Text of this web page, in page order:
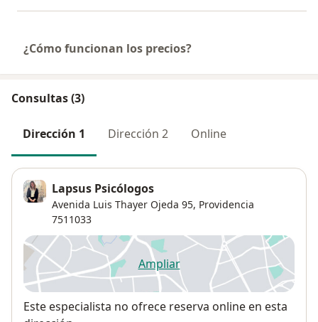
¿Cómo funcionan los precios?
Consultas (3)
Dirección 1 Dirección 2 Online
Lapsus Psicólogos
Avenida Luis Thayer Ojeda 95, Providencia
7511033
Ampliarse abre en una nueva
Disponibilidad
Este especialista no ofrece reserva online en esta